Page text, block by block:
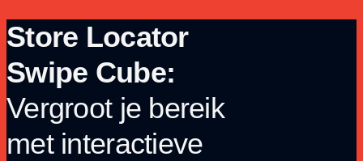
Store Locator
Swipe Cube:
Vergroot je bereik
met interactieve